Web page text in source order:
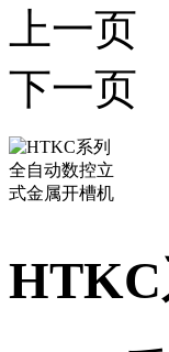
上一页
下一页
HTKC